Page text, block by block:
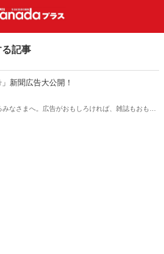
記事
」新聞広告大公開！
みなさまへ。広告がおもしろければ、雑誌もおもし